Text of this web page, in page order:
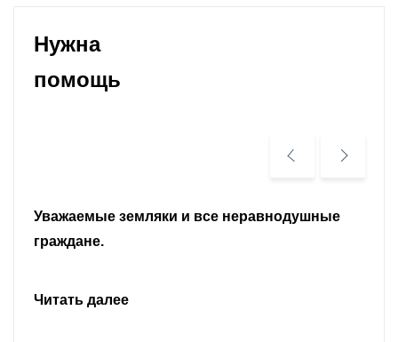
Нужна
помощь
Уважаемые земляки и все неравнодушные
граждане.
Читать далее